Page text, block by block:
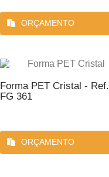
ORÇAMENTO
Forma PET Cristal - Ref.
FG 361
ORÇAMENTO